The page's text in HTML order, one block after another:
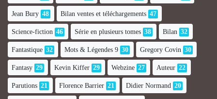
Jean Bury 48 Bilan ventes et téléchargements 47
Science-fiction 46 Série en plusieurs tomes 38 Bilan 32
Fantastique 32 Mots & Légendes 9 30 Gregory Covin 30
Fantasy 29 Kevin Kiffer 29 Webzine 27 Auteur 22
Parutions 21 Florence Barrier 21 Didier Normand 20